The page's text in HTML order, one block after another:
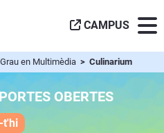
CAMPUS
Grau en Multimèdia > Culinarium
OBERTES
t'hi